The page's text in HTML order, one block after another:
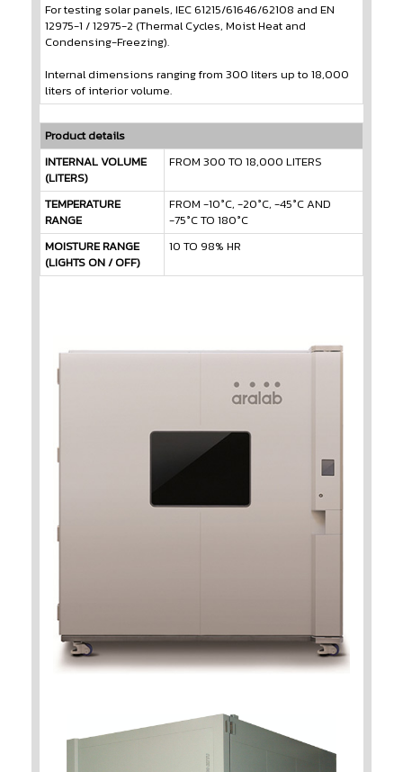
For testing solar panels, IEC 61215/61646/62108 and EN
12975-1 / 12975-2 (Thermal Cycles, Moist Heat and
Condensing-Freezing).
Internal dimensions ranging from 300 liters up to 18,000
liters of interior volume.
Product details
INTERNAL VOLUME
(LITERS)
FROM 300 TO 18,000 LITERS
TEMPERATURE
RANGE
FROM -10°C, -20°C, -45°C AND
-75°C TO 180°C
MOISTURE RANGE
(LIGHTS ON / OFF)
10 TO 98% HR